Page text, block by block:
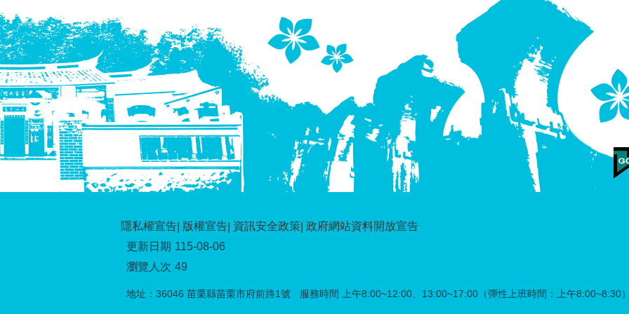
隱私權宣告 版權宣告 資訊安全政策 政府網站資料開放宣告
更新日期 115-08-06
瀏覽人次 49
地址：36046 苗栗縣苗栗市府前路1號 服務時間 上午8:00~12:00、13:00~17:00（彈性上班時間：上午8:00~8:30